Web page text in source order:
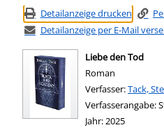
Detailanzeige drucken
Detailanzeige per E-Mail
Liebe den Tod
Roman
Verfasser:Suche
Tack,
Verfasserangabe:
Jahr:2025